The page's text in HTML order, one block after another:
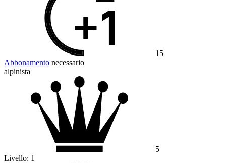
15
Abbonamento necessario
alpinista
5
Livello: 1